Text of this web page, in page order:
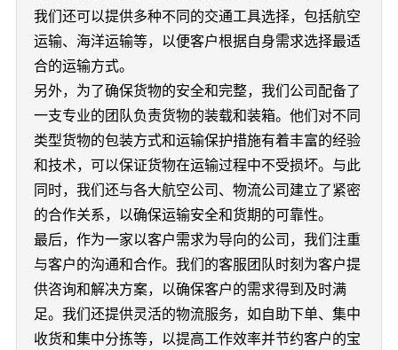
我们还可以提供多种不同的交通工具选择，包括航空
运输、海洋运输等，以便客户根据自身需求选择最适
合的运输方式。
另外，为了确保货物的安全和完整，我们公司配备了
一支专业的团队负责货物的装载和装箱。他们对不同
类型货物的包装方式和运输保护措施有着丰富的经验
和技术，可以保证货物在运输过程中不受损坏。与此
同时，我们还与各大航空公司、物流公司建立了紧密
的合作关系，以确保运输安全和货期的可靠性。
最后，作为一家以客户需求为导向的公司，我们注重
与客户的沟通和合作。我们的客服团队时刻为客户提
供咨询和解决方案，以确保客户的需求得到及时满
足。我们还提供灵活的物流服务，如自助下单、集中
收货和集中分拣等，以提高工作效率并节约客户的宝